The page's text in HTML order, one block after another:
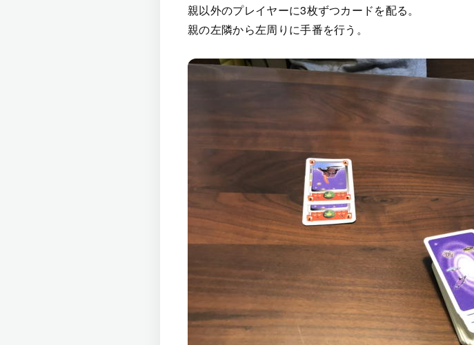
親以外のプレイヤーに3枚ずつカードを配る。
親の左隣から左周りに手番を行う。